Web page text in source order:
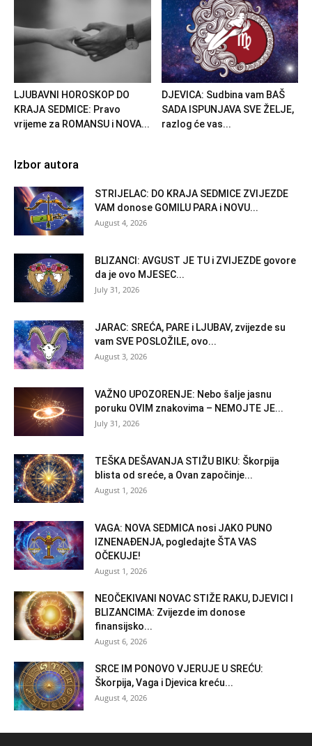
LJUBAVNI HOROSKOP DO
KRAJA SEDMICE: Pravo
vrijeme za ROMANSU i NOVA...
DJEVICA: Sudbina vam BAŠ
SADA ISPUNJAVA SVE ŽELJE,
razlog će vas...
Izbor autora
STRIJELAC: DO KRAJA SEDMICE ZVIJEZDE
VAM donose GOMILU PARA i NOVU...
August 4, 2026
BLIZANCI: AVGUST JE TU i ZVIJEZDE govore
da je ovo MJESEC...
July 31, 2026
JARAC: SREĆA, PARE i LJUBAV, zvijezde su
vam SVE POSLOŽILE, ovo...
August 3, 2026
VAŽNO UPOZORENJE: Nebo šalje jasnu
poruku OVIM znakovima – NEMOJTE JE...
July 31, 2026
TEŠKA DEŠAVANJA STIŽU BIKU: Škorpija
blista od sreće, a Ovan započinje...
August 1, 2026
VAGA: NOVA SEDMICA nosi JAKO PUNO
IZNENAĐENJA, pogledajte ŠTA VAS
OČEKUJE!
August 1, 2026
NEOČEKIVANI NOVAC STIŽE RAKU, DJEVICI I
BLIZANCIMA: Zvijezde im donose
finansijsko...
August 6, 2026
SRCE IM PONOVO VJERUJE U SREĆU:
Škorpija, Vaga i Djevica kreću...
August 4, 2026